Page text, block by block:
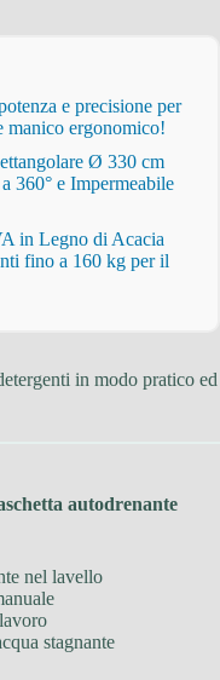
e precisione per
manico ergonomico!
Ø 330 cm
360° e Impermeabile
in Legno di Acacia
fino a 160 kg per il
in modo pratico ed
autodrenante
nel lavello
stagnante